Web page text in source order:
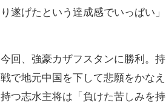
遂げたという達成感でいっぱい」
回、強豪カザフスタンに勝利。持
で地元中国を下して悲願をかなえ
つ志水主将は「負けた苦しみを持